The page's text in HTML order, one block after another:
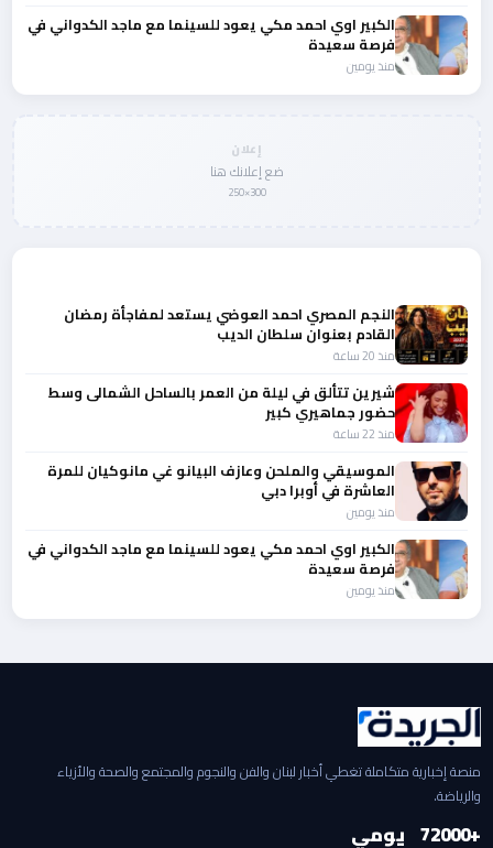
الكبير اوي احمد مكي يعود للسينما مع ماجد الكدواني في
فرصة سعيدة
منذ يومين
إعلان
ضع إعلانك هنا
300×250
النجم المصري احمد العوضي يستعد لمفاجأة رمضان
القادم بعنوان سلطان الديب
منذ 20 ساعة
شيرين تتألق في ليلة من العمر بالساحل الشمالى وسط
حضور جماهيري كبير
منذ 22 ساعة
الموسيقي والملحن وعازف البيانو غي مانوكيان للمرة
العاشرة في أوبرا دبي
منذ يومين
الكبير اوي احمد مكي يعود للسينما مع ماجد الكدواني في
فرصة سعيدة
منذ يومين
منصة إخبارية متكاملة تغطي أخبار لبنان والفن والنجوم والمجتمع والصحة والأزياء
والرياضة.
+2000
7 يومي